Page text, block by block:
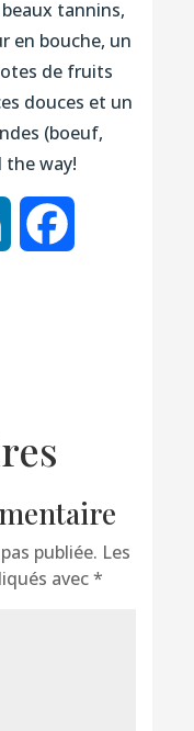
tannins,
en bouche, un
de fruits
douces et un
(boeuf,
the way!
LinkedIn
publiée. Les
avec*